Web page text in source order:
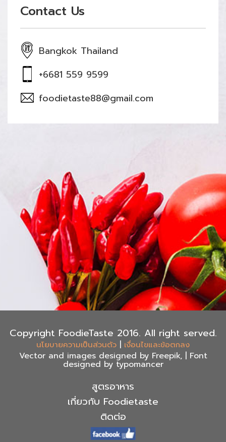
Contact Us
Bangkok Thailand
+6681 559 9599
foodietaste88@gmail.com
Copyright FoodieTaste 2016. All right served.
นโยบายความเป็นส่วนตัว เงื่อนไขและข้อตกลง
Vector and images designed by Freepik, | Font
designed by typomancer
สูตรอาหาร
เกี่ยวกับ Foodietaste
ติดต่อ